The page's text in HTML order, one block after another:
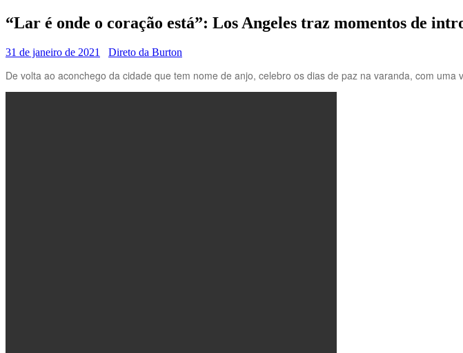
“Lar é onde o coração está”: Los Angeles traz momentos de
31 de janeiro de 2021 Direto da Burton
De volta ao aconchego da cidade que tem nome de anjo, celebro os dias de paz na varanda, com